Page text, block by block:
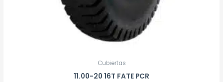
Cubiertas
11.00-20 16T FATE PCR